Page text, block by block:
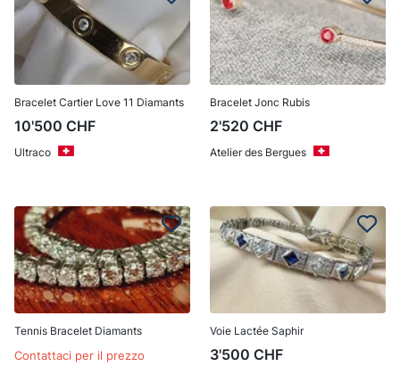
Bracelet Cartier Love 11 Diamants
10'500 CHF
Ultraco
Bracelet Jonc Rubis
2'520 CHF
Atelier des Bergues
Tennis Bracelet Diamants
Contattaci per il prezzo
Voie Lactée Saphir
3'500 CHF